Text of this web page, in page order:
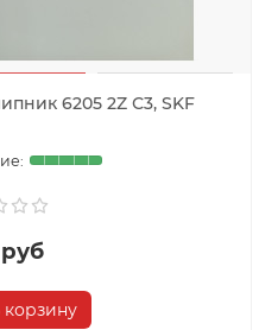
6205 2Z С3, SKF
корзину